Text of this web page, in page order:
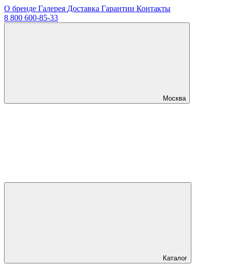
О бренде Галерея Доставка Гарантии Контакты
8 800 600-85-33
Москва
Каталог